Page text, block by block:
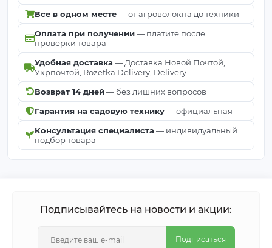
Все в одном месте— от агроволокна до техники
Оплата при получении— платите после
проверки товара
Удобная доставка — Доставка Новой Почтой,
Укрпочтой, Rozetka Delivery, Delivery
Возврат 14 дней— без лишних вопросов
Гарантия на садовую технику— официальная
Консультация специалиста — индивидуальный
подбор товара
Подписывайтесь на новости и акции:
Подписаться